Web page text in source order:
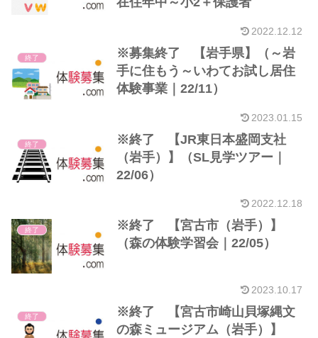
2022.12.12
終了
※募集終了 【岩手県】（～岩
手に住もう～いわてお試し居住
体験事業｜22/11）
2023.01.15
終了
※終了 【JR東日本盛岡支社
（岩手）】（SL見学ツアー｜
22/06）
2022.12.18
終了
※終了 【宮古市（岩手）】
（森の体験学習会｜22/05）
2023.10.17
終了
※終了 【宮古市崎山貝塚縄文
の森ミュージアム（岩手）】